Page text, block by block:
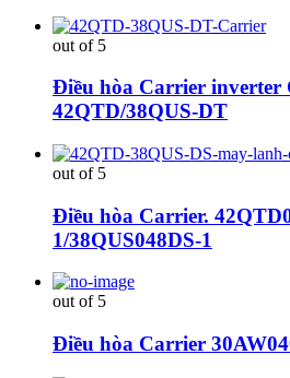
out of 5
Điều hòa Carrier inverter
42QTD/38QUS-DT
out of 5
Điều hòa Carrier.
1/38QUS048DS-1
out of 5
Điều hòa Carrier